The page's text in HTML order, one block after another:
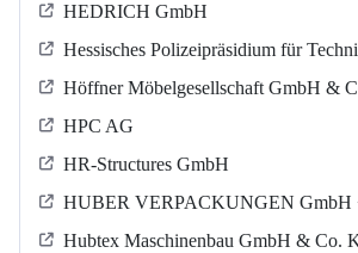
HEDRICH GmbH
Hessisches Polizeipräsidium für
Höffner Möbelgesellschaft GmbH &
HPC AG
HR-Structures GmbH
HUBER VERPACKUNGEN GmbH
Hubtex Maschinenbau GmbH & Co.